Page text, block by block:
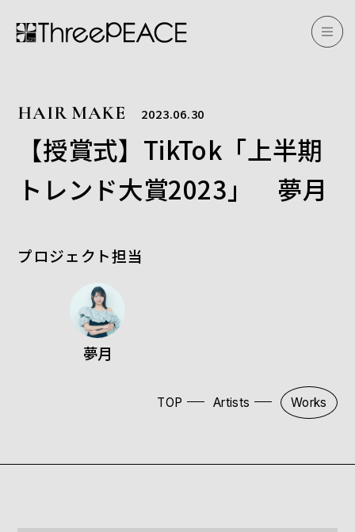
HAIR MAKE 2023.06.30
【授賞式】TikTok「上半期
トレンド大賞2023」 夢月
プロジェクト担当
夢月
TOP Artists Works